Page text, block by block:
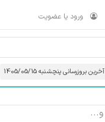
ورود یا عضویت
آخرین بروزرسانی پنچشنبه 1405/05/15